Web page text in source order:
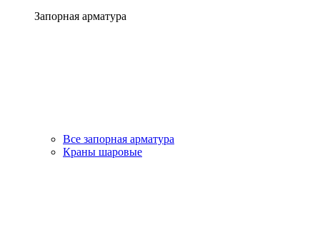
Запорная арматура
Все запорная арматура
Краны шаровые